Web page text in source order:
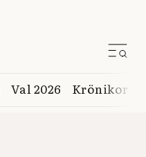
Val 2026 Krönikor